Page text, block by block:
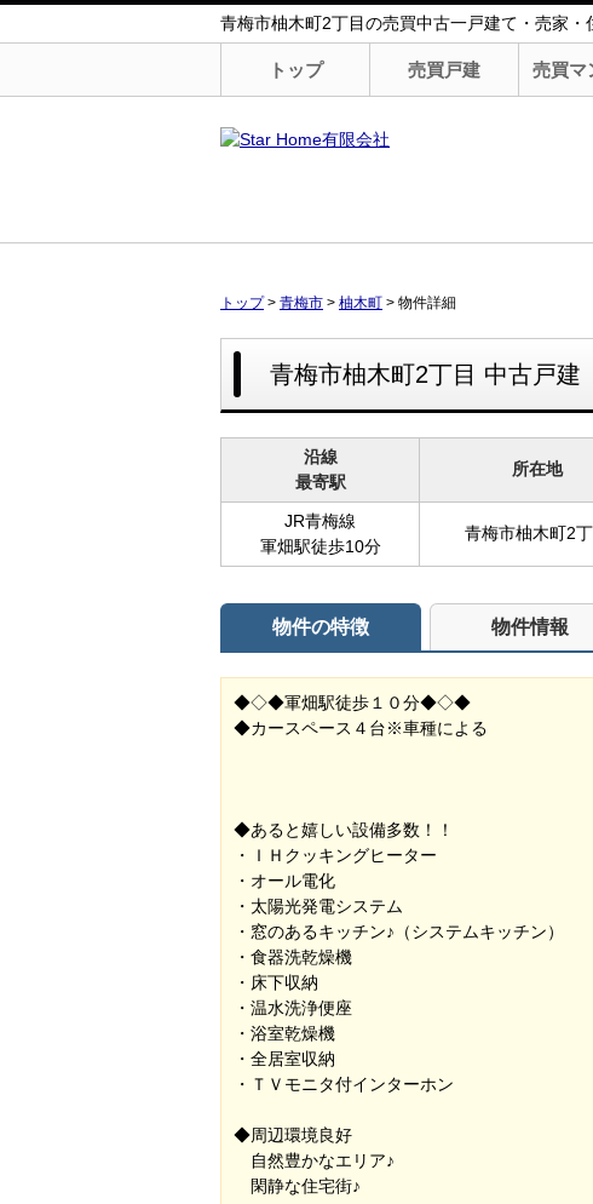
青梅市柚木町2丁目の売買中古一戸建て・売家
トップ 売買戸建 売買マ
トップ> 青梅市 > 柚木町 > 物件詳細
青梅市柚木町2丁目 中古戸建
沿線
最寄駅
所在地
JR青梅線
軍畑駅徒歩10分
青梅市柚木町2丁
物件の特徴 物件情報
◆◇◆軍畑駅徒歩１０分◆◇◆
◆カースペース４台※車種による
◆あると嬉しい設備多数！！
・ＩＨクッキングヒーター
・オール電化
・太陽光発電システム
・窓のあるキッチン♪（システムキッチン）
・食器洗乾燥機
・床下収納
・温水洗浄便座
・浴室乾燥機
・全居室収納
・ＴＶモニタ付インターホン
◆周辺環境良好
自然豊かなエリア♪
閑静な住宅街♪